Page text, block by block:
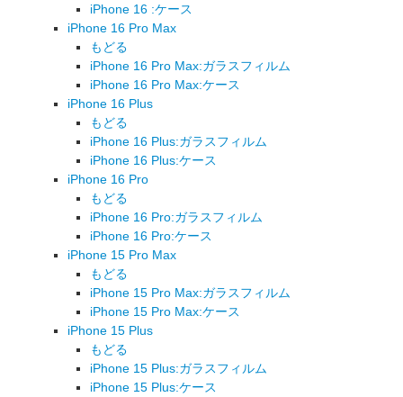
iPhone 16 :ケース
iPhone 16 Pro Max
もどる
iPhone 16 Pro Max:ガラスフィルム
iPhone 16 Pro Max:ケース
iPhone 16 Plus
もどる
iPhone 16 Plus:ガラスフィルム
iPhone 16 Plus:ケース
iPhone 16 Pro
もどる
iPhone 16 Pro:ガラスフィルム
iPhone 16 Pro:ケース
iPhone 15 Pro Max
もどる
iPhone 15 Pro Max:ガラスフィルム
iPhone 15 Pro Max:ケース
iPhone 15 Plus
もどる
iPhone 15 Plus:ガラスフィルム
iPhone 15 Plus:ケース